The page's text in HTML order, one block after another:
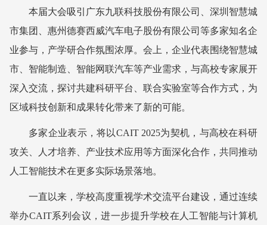
本届大会吸引广东九联科技股份有限公司、深圳智慧城
市集团、惠州德赛西威汽车电子股份有限公司等多家知名企
业参与，产学研合作氛围浓厚。会上，企业代表围绕智慧城
市、智能制造、智能网联汽车等产业需求，与高校专家展开
深入交流，探讨共建科研平台、联合实验室等合作方式，为
区域科技创新和成果转化带来了新的可能。
多家企业表示，将以CAIT 2025为契机，与高校在科研
攻关、人才培养、产业技术应用等方面深化合作，共同推动
人工智能技术在更多实际场景落地。
一直以来，学校高度重视学术交流平台建设，通过连续
举办CAIT系列会议，进一步提升学校在人工智能与计算机